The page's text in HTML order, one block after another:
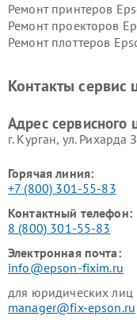
Ремонт принтеров
Ремонт проекторов
Ремонт плоттеров
Контакты сервис
Адрес сервисного
г. Курган, ул. Рихарда
Горячая линия:
+7 (800) 301-55-83
Контактный телефон:
8 (800) 301-55-83
Электронная почта:
info@epson-fixim.ru
для юридических лиц
manager@fix-epson.ru